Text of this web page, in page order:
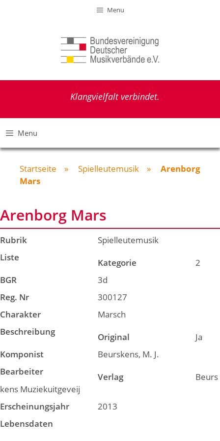
Menu
Klangvielfalt verbindet.
Menu
Startseite » Spielleutemusik » Arenborg
Mars
Arenborg Mars
Rubrik
Spielleutemusik
Liste
Kategorie
2
BGR
3d
Reg. Nr
300127
Charakter
Marsch
Beschreibung
Original
Ja
Komponist
Beurskens, M. J.
Bearbeiter
Verlag
Beurs
kens Muziekuitgeveij
Erscheinungsjahr
2013
Lebensdaten